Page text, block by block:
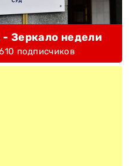
- Зеркало недели
подписчиков